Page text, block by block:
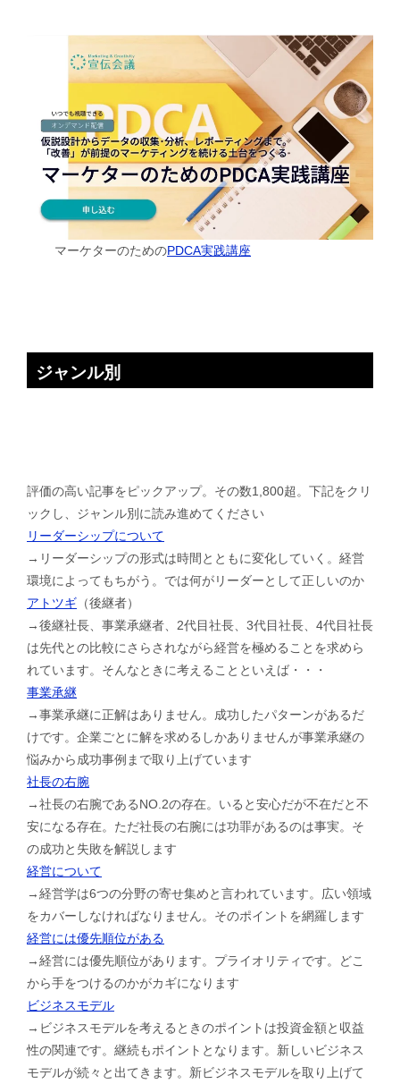
マーケターのためのPDCA実践講座
ジャンル別
評価の高い記事をピックアップ。その数1,800超。下記をクリ
ックし、ジャンル別に読み進めてください
リーダーシップについて
→リーダーシップの形式は時間とともに変化していく。経営
環境によってもちがう。では何がリーダーとして正しいのか
アトツギ （後継者）
→後継社長、事業承継者、2代目社長、3代目社長、4代目社長
は先代との比較にさらされながら経営を極めることを求めら
れています。そんなときに考えることといえば・・・
事業承継
→事業承継に正解はありません。成功したパターンがあるだ
けです。企業ごとに解を求めるしかありませんが事業承継の
悩みから成功事例まで取り上げています
社長の右腕
→社長の右腕であるNO.2の存在。いると安心だが不在だと不
安になる存在。ただ社長の右腕には功罪があるのは事実。そ
の成功と失敗を解説します
経営について
→経営学は6つの分野の寄せ集めと言われています。広い領域
をカバーしなければなりません。そのポイントを網羅します
経営には優先順位がある
→経営には優先順位があります。プライオリティです。どこ
から手をつけるのかがカギになります
ビジネスモデル
→ビジネスモデルを考えるときのポイントは投資金額と収益
性の関連です。継続もポイントとなります。新しいビジネス
モデルが続々と出てきます。新ビジネスモデルを取り上げて